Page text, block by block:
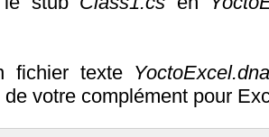
fichier texte
votre complément pour